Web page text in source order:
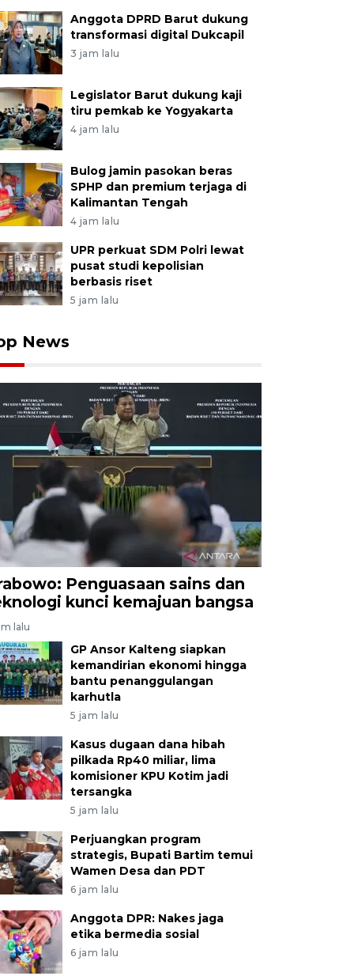
Anggota DPRD Barut dukung
transformasi digital Dukcapil
3 jam lalu
Legislator Barut dukung kaji
tiru pemkab ke Yogyakarta
4 jam lalu
Bulog jamin pasokan beras
SPHP dan premium terjaga di
Kalimantan Tengah
4 jam lalu
UPR perkuat SDM Polri lewat
pusat studi kepolisian
berbasis riset
5 jam lalu
News
Penguasaan sains dan
kunci kemajuan bangsa
lalu
GP Ansor Kalteng siapkan
kemandirian ekonomi hingga
bantu penanggulangan
karhutla
5 jam lalu
Kasus dugaan dana hibah
pilkada Rp40 miliar, lima
komisioner KPU Kotim jadi
tersangka
5 jam lalu
Perjuangkan program
strategis, Bupati Bartim temui
Wamen Desa dan PDT
6 jam lalu
Anggota DPR: Nakes jaga
etika bermedia sosial
6 jam lalu